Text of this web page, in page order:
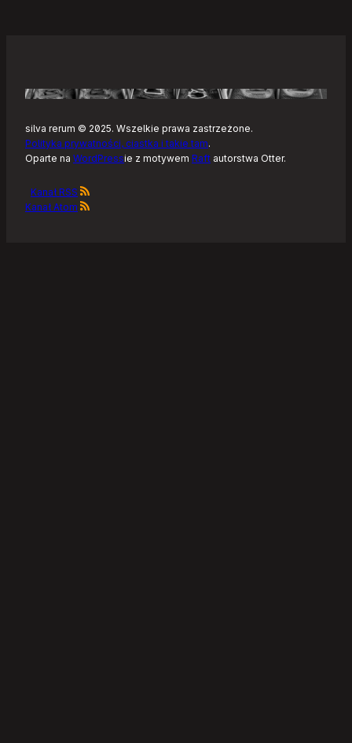
silva rerum © 2025. Wszelkie prawa zastrzeżone.
Polityka prywatności, ciastka i takie tam.
Oparte na WordPressie z motywem Raft autorstwa Otter.
Kanał RSS
Kanał Atom